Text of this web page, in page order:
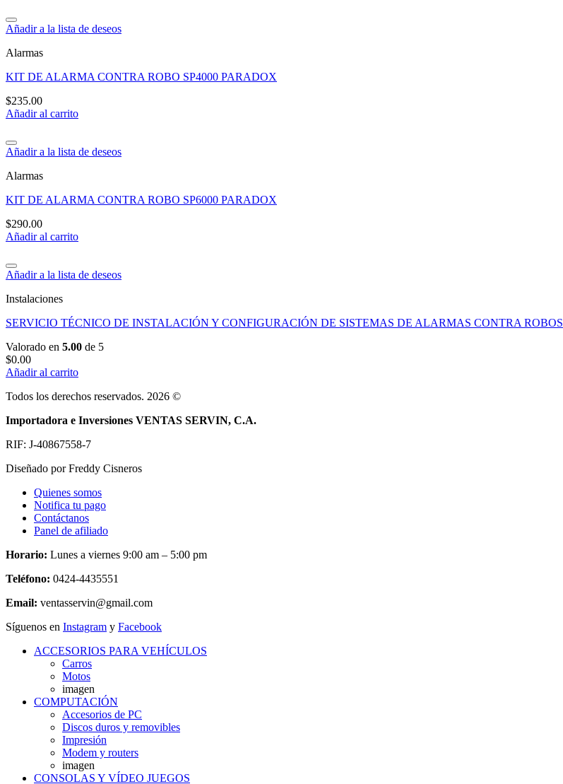
Añadir a la lista de deseos
Alarmas
KIT DE ALARMA CONTRA ROBO SP4000 PARADOX
$235.00
Añadir al carrito
Añadir a la lista de deseos
Alarmas
KIT DE ALARMA CONTRA ROBO SP6000 PARADOX
$290.00
Añadir al carrito
Añadir a la lista de deseos
Instalaciones
SERVICIO TÉCNICO DE INSTALACIÓN Y CONFIGURACIÓN DE SISTEMAS DE ALARMAS CONTRA ROBOS
Valorado en 5.00 de 5
$0.00
Añadir al carrito
Todos los derechos reservados. 2026 ©
Importadora e Inversiones VENTAS SERVIN, C.A.
RIF: J-40867558-7
Diseñado por Freddy Cisneros
Quienes somos
Notifica tu pago
Contáctanos
Panel de afiliado
Horario: Lunes a viernes 9:00 am – 5:00 pm
Teléfono: 0424-4435551
Email: ventasservin@gmail.com
Síguenos en Instagram y Facebook
ACCESORIOS PARA VEHÍCULOS
Carros
Motos
imagen
COMPUTACIÓN
Accesorios de PC
Discos duros y removibles
Impresión
Modem y routers
imagen
CONSOLAS Y VÍDEO JUEGOS